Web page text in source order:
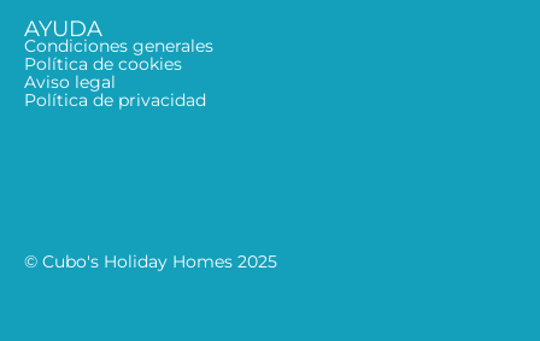
AYUDA
Condiciones generales
Política de cookies
Aviso legal
Política de privacidad
© Cubo's Holiday Homes 2025